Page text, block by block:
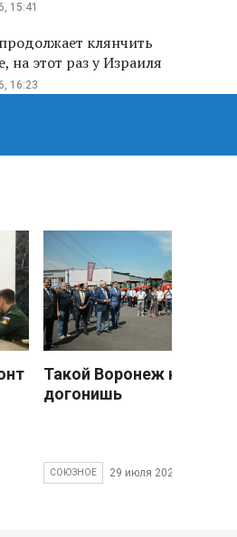
15:41
клянчить
на этот раз у Израиля
16:23
Такой Воронеж не
догонишь
СОЮЗНОЕ 29 июля 2026